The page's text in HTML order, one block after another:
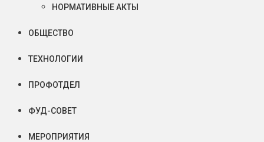
НОРМАТИВНЫЕ АКТЫ
ОБЩЕСТВО
ТЕХНОЛОГИИ
ПРОФОТДЕЛ
ФУД-СОВЕТ
МЕРОПРИЯТИЯ